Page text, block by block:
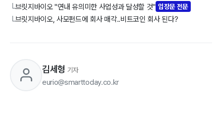
└브릿지바이오 "연내 유의미한 사업성과 달성할 것" 입장문 전문
└브릿지바이오, 사모펀드에 회사 매각..비트코인 회사 된다?
김세형 기자
eurio@smarttoday.co.kr